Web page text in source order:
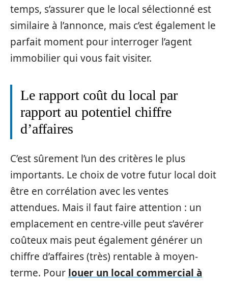
temps, s’assurer que le local sélectionné est
similaire à l’annonce, mais c’est également le
parfait moment pour interroger l’agent
immobilier qui vous fait visiter.
Le rapport coût du local par
rapport au potentiel chiffre
d’affaires
C’est sûrement l’un des critères le plus
importants. Le choix de votre futur local doit
être en corrélation avec les ventes
attendues. Mais il faut faire attention : un
emplacement en centre-ville peut s’avérer
coûteux mais peut également générer un
chiffre d’affaires (très) rentable à moyen-
terme. Pour louer un local commercial à